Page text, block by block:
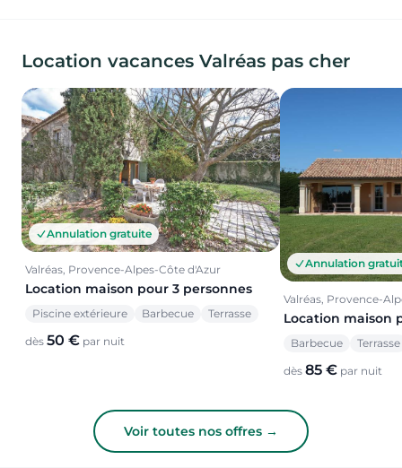
Location vacances Valréas pas cher
Annulation gratuite
Valréas, Provence-Alpes-Côte d'Azur
Location maison pour 3 personnes
Piscine extérieure Barbecue Terrasse
dès 50 € par nuit
Annulation
Valréas, Provence-
Location maison
Barbecue Terrasse
dès 85 € par nuit
Voir toutes nos offres →